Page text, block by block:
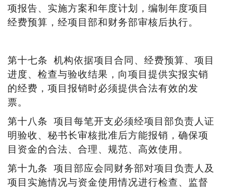
项报告、实施方案和年度计划，编制年度项目
经费预算，经项目部和财务部审核后执行。
第十七条
机构依据项目合同、经费预算、项目
进度、检查与验收结果，向项目提供实报实销
的经费，项目报销时必须提供合法有效的发
票。
第十八条
项目每笔开支必须经项目部负责人证
明验收、秘书长审核批准后方能报销，确保项
目资金的合法、合理、规范、高效使用。
第十九条
项目部应会同财务部对项目负责人及
项目实施情况与资金使用情况进行检查、监督